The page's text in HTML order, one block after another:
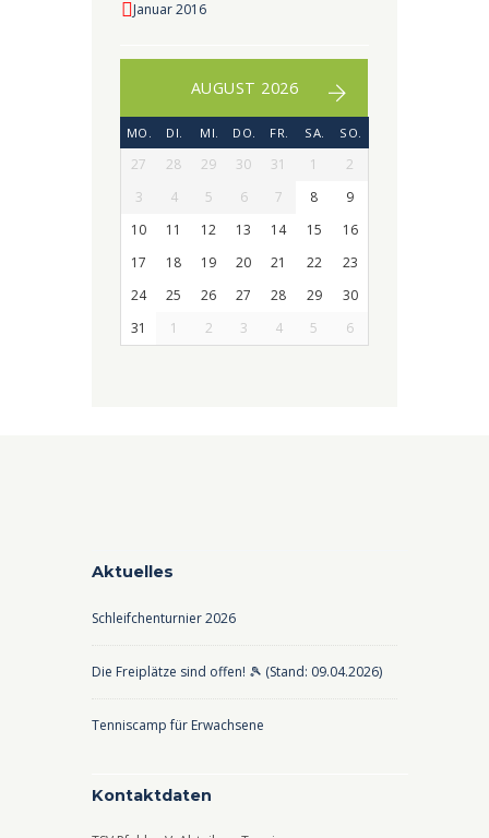
Januar 2016
AUGUST 2026
MO. DI. MI. DO. FR. SA. SO.
27 28 29 30 31 1
2
3
4 5 6 7 8
9
10
11 12 13 14 15
16
17
18 19 20 21 22
23
24
25 26 27 28 29
30
31
1 2 3 4 5 6
Aktuelles
Schleifchenturnier 2026
Die Freiplätze sind offen! 🎾 (Stand: 09.04.2026)
Tenniscamp für Erwachsene
Kontaktdaten